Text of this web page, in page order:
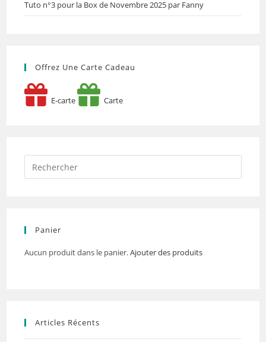
Tuto n°3 pour la Box de Novembre 2025 par Fanny
Offrez Une Carte Cadeau
E-carte Carte
Panier
Aucun produit dans le panier.Ajouter des produits
Articles Récents